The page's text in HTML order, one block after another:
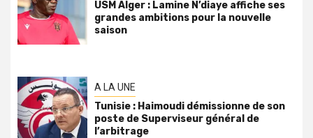
USM Alger : Lamine N’diaye affiche ses
grandes ambitions pour la nouvelle
saison
A LA UNE
Tunisie : Haimoudi démissionne de son
poste de Superviseur général de
l’arbitrage